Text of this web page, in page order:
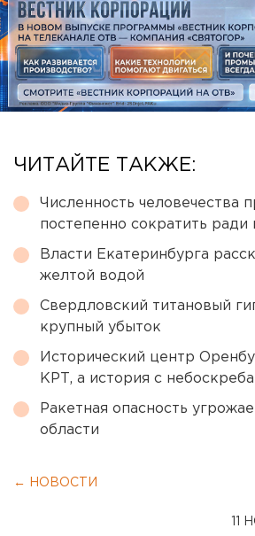
ЧИТАЙТЕ ТАКЖЕ:
Численность человечества
постепенно сократить ради
Власти Екатеринбурга
желтой водой
Свердловский титановый
крупный убыток
Исторический центр
КРТ, а история с
Ракетная опасность
области
← НОВОСТИ
11